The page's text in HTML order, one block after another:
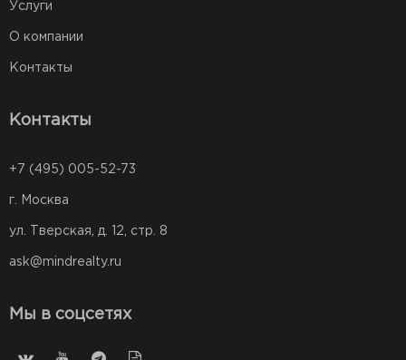
Услуги
О компании
Контакты
Контакты
+7 (495) 005-52-73
г. Москва
ул. Тверская, д. 12, стр. 8
ask@mindrealty.ru
Мы в соцсетях